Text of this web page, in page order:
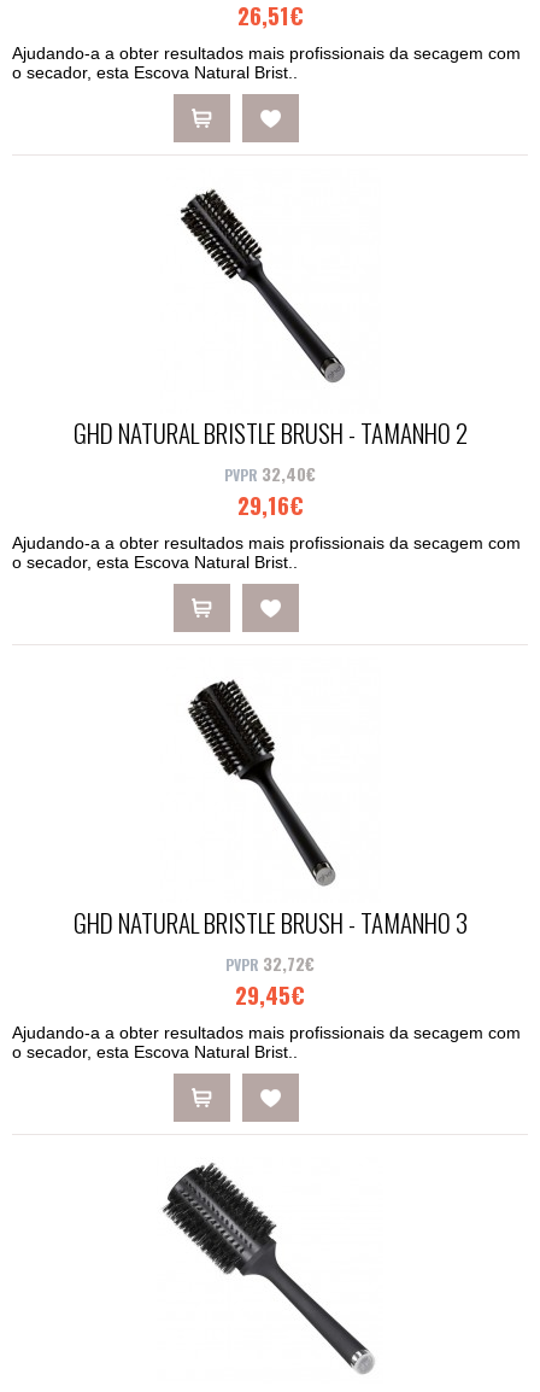
26,51€
Ajudando-a a obter resultados mais profissionais da secagem com
o secador, esta Escova Natural Brist..
GHD NATURAL BRISTLE BRUSH - TAMANHO 2
32,40€
29,16€
Ajudando-a a obter resultados mais profissionais da secagem com
o secador, esta Escova Natural Brist..
GHD NATURAL BRISTLE BRUSH - TAMANHO 3
32,72€
29,45€
Ajudando-a a obter resultados mais profissionais da secagem com
o secador, esta Escova Natural Brist..